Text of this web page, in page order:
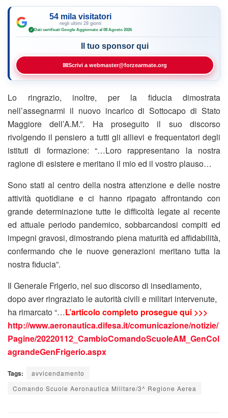
54 mila visitatori
negli ultimi 28 giorni
✓ Dati certificati Google·Aggiornato al 08 Agosto 2026
Il tuo sponsor qui
✉Scrivi a webmaster@forzearmate.org
Lo ringrazio, inoltre, per la fiducia dimostrata
nell’assegnarmi il nuovo incarico di Sottocapo di Stato
Maggiore dell’A.M.”. Ha proseguito il suo discorso
rivolgendo il pensiero a tutti gli allievi e frequentatori degli
istituti di formazione: “…Loro rappresentano la nostra
ragione di esistere e meritano il mio ed il vostro plauso…
Sono stati al centro della nostra attenzione e delle nostre
attività quotidiane e ci hanno ripagato affrontando con
grande determinazione tutte le difficoltà legate al recente
ed attuale periodo pandemico, sobbarcandosi compiti ed
impegni gravosi, dimostrando piena maturità ed affidabilità,
confermando che le nuove generazioni meritano tutta la
nostra fiducia”.
Il Generale Frigerio, nel suo discorso di insediamento,
dopo aver ringraziato le autorità civili e militari intervenute,
ha rimarcato “…L’articolo completo prosegue qui >>>
http://www.aeronautica.difesa.it/comunicazione/notizie/
Pagine/20220112_CambioComandoScuoleAM_GenCol
agrandeGenFrigerio.aspx
Tags:
avvicendamento
Comando Scuole Aeronautica Militare/3^ Regione Aerea